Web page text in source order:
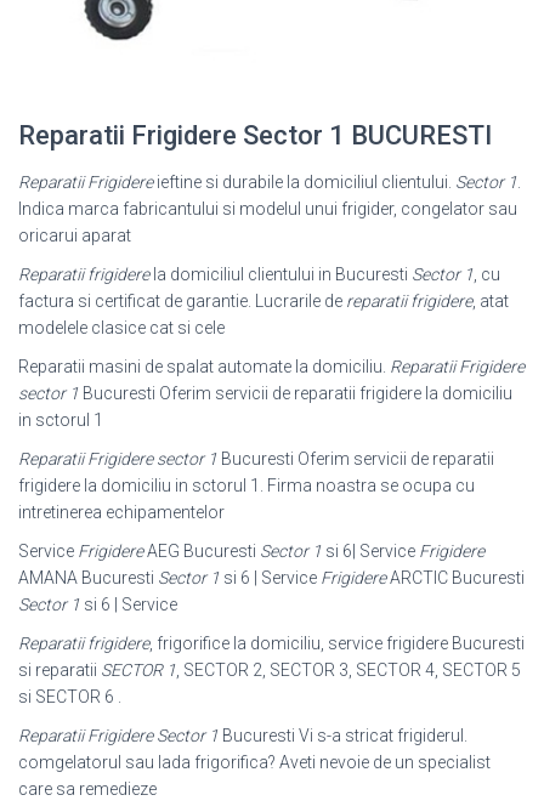
Reparatii Frigidere Sector 1 BUCURESTI
Reparatii Frigidereieftine si durabile la domiciliul clientului. Sector 1.
Indica marca fabricantului si modelul unui frigider, congelator sau
oricarui aparat
Reparatii frigiderela domiciliul clientului in Bucuresti Sector 1, cu
factura si certificat de garantie. Lucrarile de reparatii frigidere, atat
modelele clasice cat si cele
Reparatii masini de spalat automate la domiciliu. Reparatii Frigidere
sector 1 Bucuresti Oferim servicii de reparatii frigidere la domiciliu
in sctorul 1
Reparatii Frigidere sector 1 Bucuresti Oferim servicii de reparatii
frigidere la domiciliu in sctorul 1. Firma noastra se ocupa cu
intretinerea echipamentelor
Service FrigidereAEG Bucuresti Sector 1 si 6| Service Frigidere
AMANA Bucuresti Sector 1 si 6 | Service FrigidereARCTIC Bucuresti
Sector 1 si 6 | Service
Reparatii frigidere, frigorifice la domiciliu, service frigidere Bucuresti
si reparatii SECTOR 1, SECTOR 2, SECTOR 3, SECTOR 4, SECTOR 5
si SECTOR 6 .
Reparatii Frigidere Sector 1 Bucuresti Vi s-a stricat frigiderul.
comgelatorul sau lada frigorifica? Aveti nevoie de un specialist
care sa remedieze